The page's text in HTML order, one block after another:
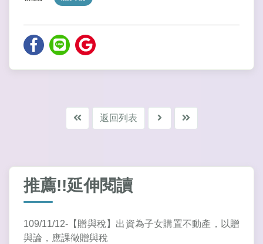
返回列表
推薦!!延伸閱讀
109/11/12-【贈與稅】出資為子女購置不動產，以贈
與論，應課徵贈與稅